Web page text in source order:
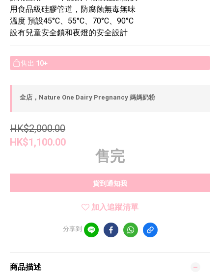
用食品級硅膠管道，防腐蝕無毒無味
溫度 預設45°C、55°C、70°C、90°C
設有兒童安全鎖和夜燈的安全設計
售出 10+
全店，Nature One Dairy Pregnancy 媽媽奶粉
HK$2,000.00
HK$1,100.00
售完
貨到通知我
加入追蹤清單
分享到
商品描述